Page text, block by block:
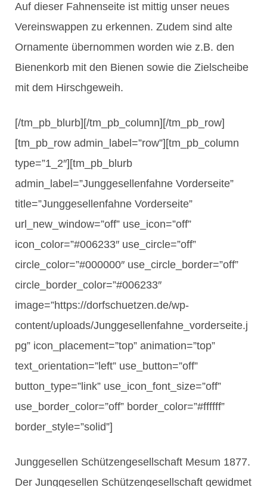
Auf dieser Fahnenseite ist mittig unser neues
Vereinswappen zu erkennen. Zudem sind alte
Ornamente übernommen worden wie z.B. den
Bienenkorb mit den Bienen sowie die Zielscheibe
mit dem Hirschgeweih.
[/tm_pb_blurb][/tm_pb_column][/tm_pb_row]
[tm_pb_row admin_label=”row”][tm_pb_column
type=”1_2″][tm_pb_blurb
admin_label=”Junggesellenfahne Vorderseite”
title=”Junggesellenfahne Vorderseite”
url_new_window=”off” use_icon=”off”
icon_color=”#006233″ use_circle=”off”
circle_color=”#000000″ use_circle_border=”off”
circle_border_color=”#006233″
image=”https://dorfschuetzen.de/wp-
content/uploads/Junggesellenfahne_vorderseite.j
pg” icon_placement=”top” animation=”top”
text_orientation=”left” use_button=”off”
button_type=”link” use_icon_font_size=”off”
use_border_color=”off” border_color=”#ffffff”
border_style=”solid”]
Junggesellen Schützengesellschaft Mesum 1877.
Der Junggesellen Schützengesellschaft gewidmet